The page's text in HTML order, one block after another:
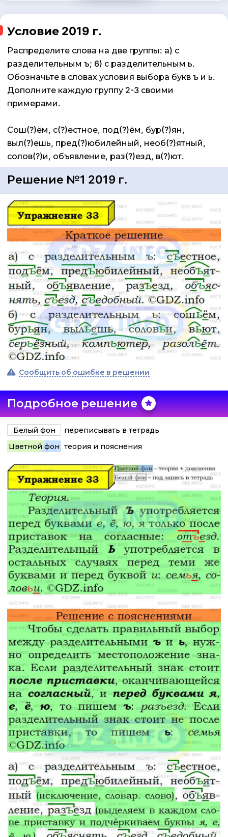
Условие 2019 г.
Распределите слова на две группы: а) с
разделительным ъ; 6) с разделительным ь.
Обозначьте в словах условия выбора букв ъ и ь.
Дополните каждую группу 2-3 своими
примерами.
Сош(?)ём, с(?)естное, под(?)ём, бур(?)ян,
выл(?)ешь, пред(?)юбилейный, необ(?)ятный,
солов(?)и, объявление, раз(?)езд, в(?)ют.
Решение №1 2019 г.
Сообщить об ошибке в решении
Подробное решение
Белый фон
переписывать в тетрадь
Цветной фон теория и пояснения